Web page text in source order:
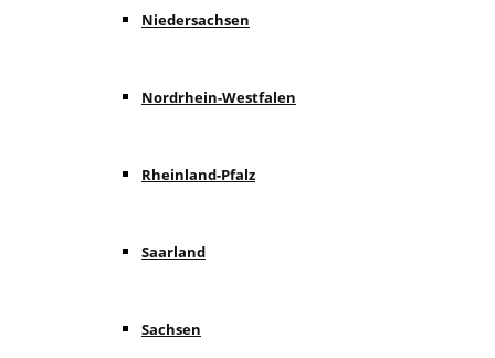
Niedersachsen
Nordrhein-Westfalen
Rheinland-Pfalz
Saarland
Sachsen